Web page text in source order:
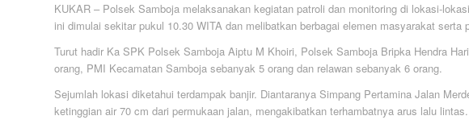
KUKAR – Polsek Samboja melaksanakan kegiatan patroli dan monitoring di lokasi-
ini dimulai sekitar pukul 10.30 WITA dan melibatkan berbagai elemen masyarakat serta
Turut hadir Ka SPK Polsek Samboja Aiptu M Khoiri, Polsek Samboja Bripka Hendra
orang, PMI Kecamatan Samboja sebanyak 5 orang dan relawan sebanyak 6 orang.
Sejumlah lokasi diketahui terdampak banjir. Diantaranya Simpang Pertamina Jalan
ketinggian air 70 cm dari permukaan jalan, mengakibatkan terhambatnya arus lalu lintas.